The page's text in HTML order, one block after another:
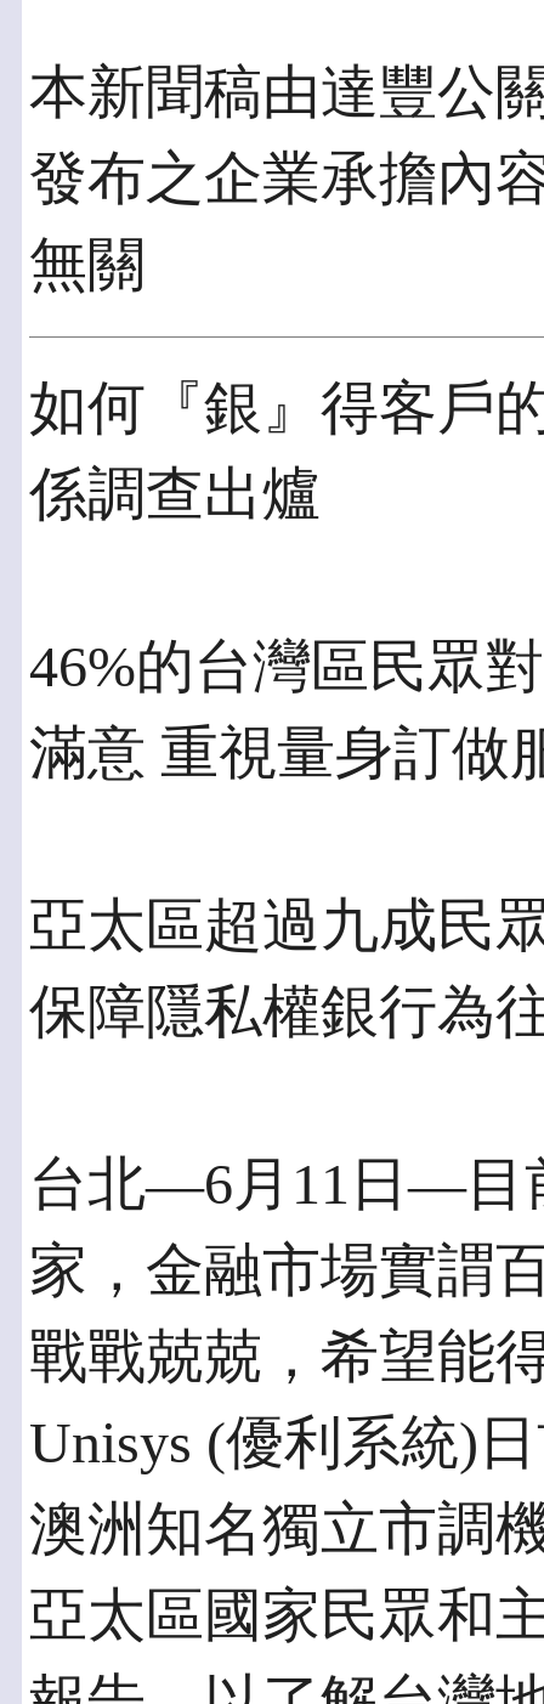
本新聞稿由達豐公
發布之企業承擔內
無關
如何『銀』得客戶
係調查出爐
46%的台灣區民眾
滿意 重視量身訂做
亞太區超過九成民
保障隱私權銀行為
台北—6月11日—目
家，金融市場實謂
戰戰兢兢，希望能
Unisys (優利系統)
澳洲知名獨立市調
亞太區國家民眾和